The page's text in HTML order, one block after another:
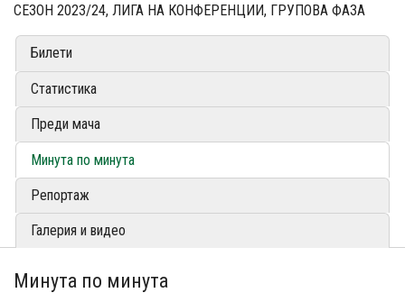
СЕЗОН 2023/24, ЛИГА НА КОНФЕРЕНЦИИ, ГРУПОВА ФАЗА
Билети
Статистика
Преди мача
Минута по минута
Репортаж
Галерия и видео
Минута по минута